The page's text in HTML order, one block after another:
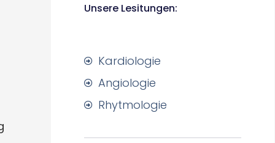
Unsere Lesitungen:
Kardiologie
Angiologie
Rhytmologie